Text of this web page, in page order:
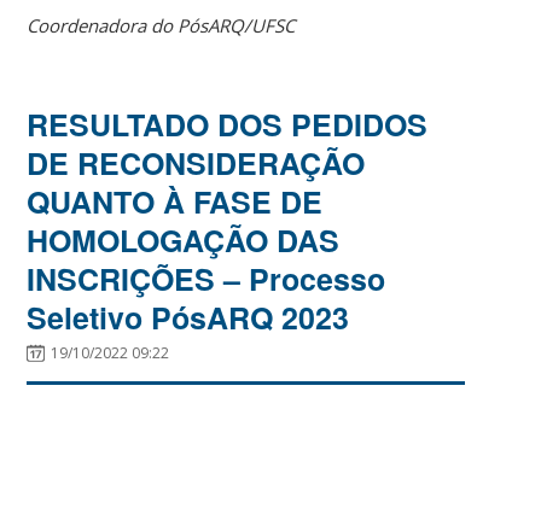
Coordenadora do PósARQ/UFSC
RESULTADO DOS PEDIDOS
DE RECONSIDERAÇÃO
QUANTO À FASE DE
HOMOLOGAÇÃO DAS
INSCRIÇÕES – Processo
Seletivo PósARQ 2023
19/10/2022 09:22